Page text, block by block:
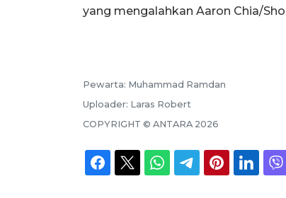
yang mengalahkan Aaron Chia/Sho
Pewarta: Muhammad Ramdan
Uploader: Laras Robert
COPYRIGHT © ANTARA 2026